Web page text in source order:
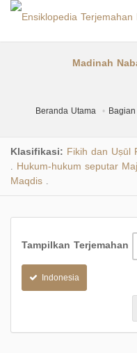
Beranda Utama
Klasifikasi: Fikih dan Uṣūl
Hukum-hukum seputar
Maqdis
Tampilkan Terjemahan
Indonesia